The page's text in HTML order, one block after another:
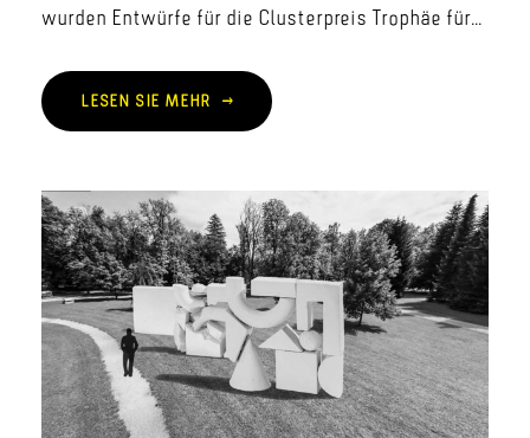
wurden Entwürfe für die Clusterpreis Trophäe für...
LESEN SIE MEHR